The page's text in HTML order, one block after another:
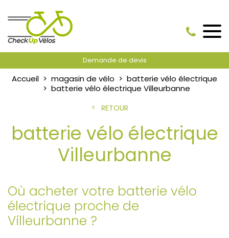
Demande de devis
Accueil magasin de vélo
batterie vélo électrique
batterie vélo électrique Villeurbanne
RETOUR
batterie vélo électrique
Villeurbanne
Où acheter votre batterie vélo
électrique proche de
Villeurbanne ?